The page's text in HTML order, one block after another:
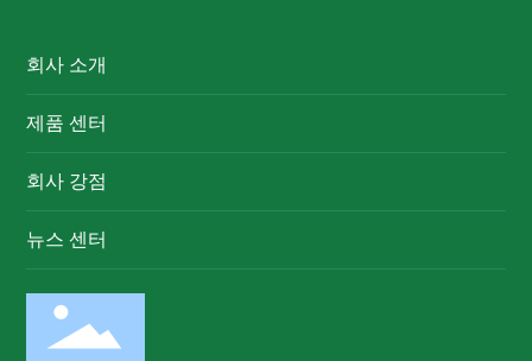
회사 소개
제품 센터
회사 강점
뉴스 센터